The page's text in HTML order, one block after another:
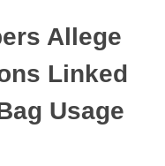
Allege
Linked
Usage